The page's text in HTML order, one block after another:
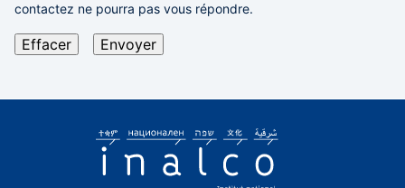
contactez ne pourra pas vous répondre.